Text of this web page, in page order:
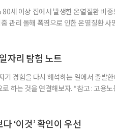
세 이상 집에서 발생한 온열질환 비
관리 올해 폭염으로 인한 온열질환
은 300명(12.3%)으로 집계됐다. 연령
자리 탐험 노트
기 경험을 다시 해석하는 일에서 출발
하는 것을 연결해보자. *참고 : 고용
▷ 그중 내가 직접 해볼 만
‘이것’ 확인이 우선